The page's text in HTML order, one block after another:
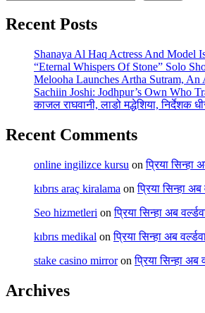
Recent Posts
Shanaya Al Haq Actress And Model
“Eternal Whispers Of Stone” Solo
Melooha Launches Artha Sutram,
Sachiin Joshi: Jodhpur’s Own Who
काजल राघवानी, लाडो मद्धेशिया,
Recent Comments
online ingilizce kursu onप्रिया
kıbrıs araç kiralama onप्रिया सिन्हा
Seo hizmetleri onप्रिया सिन्हा अब
kıbrıs medikal onप्रिया सिन्हा अब
stake casino mirroronप्रिया सिन्हा
Archives